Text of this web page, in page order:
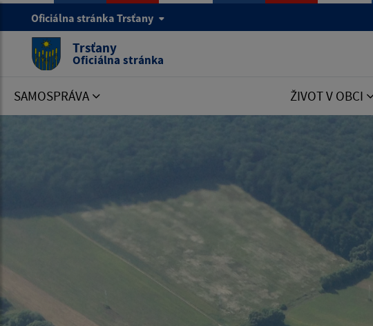
Oficiálna stránka Trsťany
Trsťany
Oficiálna stránka
SAMOSPRÁVA ŽIVOT V OBCI